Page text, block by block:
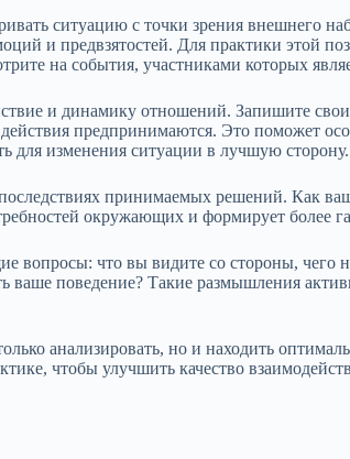
ситуацию с точки зрения внешнего
и предвзятостей. Для практики этой
на события, участниками которых
и динамику отношений. Запишите
предпринимаются. Это поможет
для изменения ситуации в лучшую сторону.
принимаемых решений. Как
окружающих и формирует более
вопросы: что вы видите со стороны, чего
ваше поведение? Такие размышления
анализировать, но и находить
чтобы улучшить качество